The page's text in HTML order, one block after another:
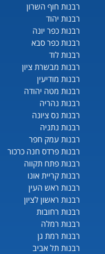
רבנות חוף השרון
רבנות יהוד
רבנות כפר יונה
רבנות כפר סבא
רבנות לוד
רבנות מבשרת ציון
רבנות מודיעין
רבנות מטה יהודה
רבנות נהריה
רבנות נס ציונה
רבנות נתניה
רבנות עמק חפר
רבנות פרדס חנה כרכור
רבנות פתח תקווה
רבנות קריית אונו
רבנות ראש העין
רבנות ראשון לציון
רבנות רחובות
רבנות רמלה
רבנות רמת גן
רבנות תל אביב